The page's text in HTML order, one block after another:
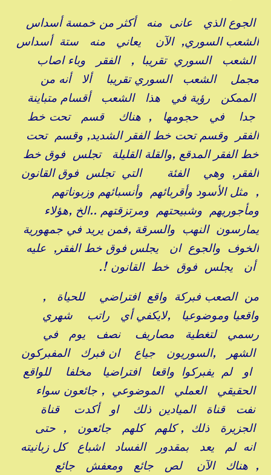
الجوع الذي عانى منه أكثر من خمسة أسداس
الشعب السوري, الآن يعاني منه ستة أسداس
الشعب السوري تقريبا , الفقر وباء اصاب
مجمل الشعب السوري تقريبا ألا أنه من
الممكن رؤية في هذا الشعب أقسام متباينة
جدا في حجومها , هناك قسم تحت خط
الفقر وقسم تحت خط الفقر الشديد, وقسم تحت
خط الفقر المدقع ,والقلة القليلة تجلس فوق خط
الفقر, وهي الفئة التي تجلس فوق القانون
, مثل الأسود وأقربائهم وأنسبائهم وزبوناتهم
ومأجوريهم وشبيحتهم ومرتزقتهم ..الخ ,هؤلاء
يمارسون النهب والسرقة ,فمن يريد في جمهورية
الخوف والجوع ان يجلس فوق خط الفقر, عليه
أن يجلس فوق خط القانون !.
من الصعب فبركة واقع افتراضي للحياة ,
واقعيا وموضوعيا ,لايكفي أي راتب شهري
رسمي لتغطية مصاريف نصف يوم في
الشهر ,السوريون جياع ان فبرك المفبركون
او لم يفبركوا واقعا افتراضيا مخلفا للواقع
الحقيقي العملي الموضوعي , جائعون سواء
نفت قناة الميادين ذلك او أكدت قناة
الجزيرة ذلك , كلهم كلهم جائعون , حتى
انه لم يعد بمقدور الفساد اشباع كل زبانيته
, هناك الآن لص جائع ومعفش جائع